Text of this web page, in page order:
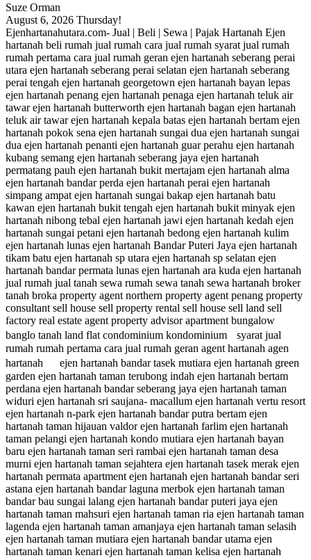
Suze Orman
August 6, 2026 Thursday!
Ejenhartanahutara.com- Jual | Beli | Sewa | Pajak Hartanah Ejen
hartanah beli rumah jual rumah cara jual rumah syarat jual rumah
rumah pertama cara jual rumah geran ejen hartanah seberang perai
utara ejen hartanah seberang perai selatan ejen hartanah seberang
perai tengah ejen hartanah georgetown ejen hartanah bayan lepas
ejen hartanah penang ejen hartanah penaga ejen hartanah teluk air
tawar ejen hartanah butterworth ejen hartanah bagan ejen hartanah
teluk air tawar ejen hartanah kepala batas ejen hartanah bertam ejen
hartanah pokok sena ejen hartanah sungai dua ejen hartanah sungai
dua ejen hartanah penanti ejen hartanah guar perahu ejen hartanah
kubang semang ejen hartanah seberang jaya ejen hartanah
permatang pauh ejen hartanah bukit mertajam ejen hartanah alma
ejen hartanah bandar perda ejen hartanah perai ejen hartanah
simpang ampat ejen hartanah sungai bakap ejen hartanah batu
kawan ejen hartanah bukit tengah ejen hartanah bukit minyak ejen
hartanah nibong tebal ejen hartanah jawi ejen hartanah kedah ejen
hartanah sungai petani ejen hartanah bedong ejen hartanah kulim
ejen hartanah lunas ejen hartanah Bandar Puteri Jaya ejen hartanah
tikam batu ejen hartanah sp utara ejen hartanah sp selatan ejen
hartanah bandar permata lunas ejen hartanah ara kuda ejen hartanah
jual rumah jual tanah sewa rumah sewa tanah sewa hartanah broker
tanah broka property agent northern property agent penang property
consultant sell house sell property rental sell house sell land sell
factory real estate agent property advisor apartment bungalow
banglo tanah land flat condominium kondominium syarat jual
rumah rumah pertama cara jual rumah geran agent hartanah agen
hartanah ejen hartanah bandar tasek mutiara ejen hartanah green
garden ejen hartanah taman terubong indah ejen hartanah bertam
perdana ejen hartanah bandar seberang jaya ejen hartanah taman
widuri ejen hartanah sri saujana- macallum ejen hartanah vertu resort
ejen hartanah n-park ejen hartanah bandar putra bertam ejen
hartanah taman hijauan valdor ejen hartanah farlim ejen hartanah
taman pelangi ejen hartanah kondo mutiara ejen hartanah bayan
baru ejen hartanah taman seri rambai ejen hartanah taman desa
murni ejen hartanah taman sejahtera ejen hartanah tasek merak ejen
hartanah permata apartment ejen hartanah ejen hartanah bandar seri
astana ejen hartanah bandar laguna merbok ejen hartanah taman
bandar bau sungai lalang ejen hartanah bandar puteri jaya ejen
hartanah taman mahsuri ejen hartanah taman ria ejen hartanah taman
lagenda ejen hartanah taman amanjaya ejen hartanah taman selasih
ejen hartanah taman mutiara ejen hartanah bandar utama ejen
hartanah taman kenari ejen hartanah taman kelisa ejen hartanah